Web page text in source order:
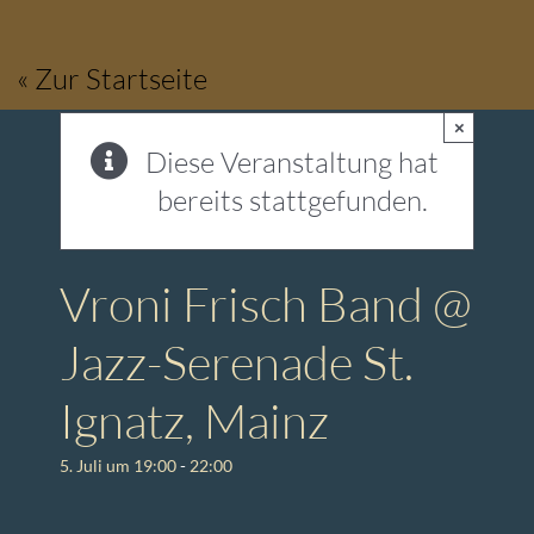
springen
« Zur Startseite
Diese Veranstaltung hat
bereits stattgefunden.
×
Vroni Frisch Band @
Jazz-Serenade St.
Ignatz, Mainz
5. Juli um 19:00- 22:00